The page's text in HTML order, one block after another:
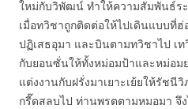
ใหม่กับวิพัฒน์ ทำให้ความสัมพันธ์ร
เมื่อทวิชาถูกติดต่อให้ไปเดินแบบที่
ปฏิเสธอุมา และบินตามทวิชาไป เท
กับยอนซั่นให้ทั้งหม่อมป้าและหม่อม
แต่งงานกับฝรั่งมาเยาะเย้ยให้รัชนี
กรี๊ดสลบไป ท่านพรตตามหมอมา จึ